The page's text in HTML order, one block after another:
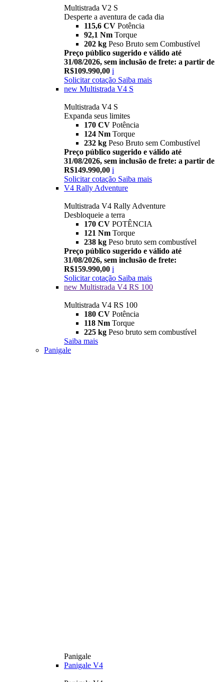
Multistrada V2 S
Desperte a aventura de cada dia
115,6 CV Potência
92,1 Nm Torque
202 kg Peso Bruto sem Combustível
Preço público sugerido e válido até
31/08/2026, sem inclusão de frete: a partir de
R$109.990,00 i
Solicitar cotação Saiba mais
new Multistrada V4 S
Multistrada V4 S
Expanda seus limites
170 CV Potência
124 Nm Torque
232 kg Peso Bruto sem Combustível
Preço público sugerido e válido até
31/08/2026, sem inclusão de frete: a partir de
R$149.990,00 i
Solicitar cotação Saiba mais
V4 Rally Adventure
Multistrada V4 Rally Adventure
Desbloqueie a terra
170 CV POTÊNCIA
121 Nm Torque
238 kg Peso bruto sem combustível
Preço público sugerido e válido até
31/08/2026, sem inclusão de frete:
R$159.990,00 i
Solicitar cotação Saiba mais
new Multistrada V4 RS 100
Multistrada V4 RS 100
180 CV Potência
118 Nm Torque
225 kg Peso bruto sem combustível
Saiba mais
Panigale
Panigale
Panigale V4